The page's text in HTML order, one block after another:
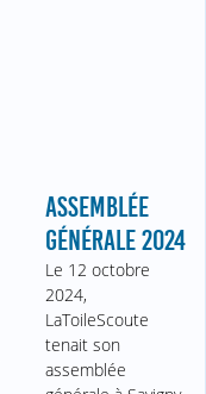
ASSEMBLÉE
GÉNÉRALE 2024
Le 12 octobre
2024,
LaToileScoute
tenait son
assemblée